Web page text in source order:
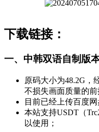
下载链接：
一、中韩双语自制版
原码大小为48.2G，
不损失画面质量的前
目前已经上传百度网
本站支持USDT（
以使用；